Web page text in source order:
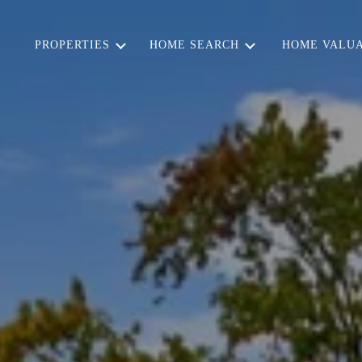
PROPERTIES HOME SEARCH HOME